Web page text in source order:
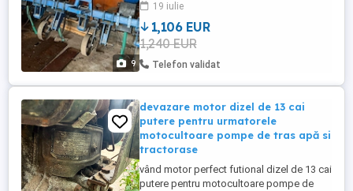
9
19 iulie
1,106 EUR
1,240 EUR
Telefon validat
devazare motor dizel de 13 cai
putere pentru urmatorele
motocultoare pompe de tras apă si
tractorase
vând motor perfect futional dizel de 13 cai
putere pentru motocultoare pompe de